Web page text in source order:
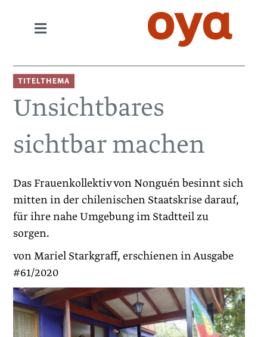
TITELTHEMA
Unsichtbares
sichtbar machen
Das Frauenkollektiv von Nonguén besinnt sich
mitten in der chilenischen Staatskrise darauf,
für ihre nahe ­Umgebung im Stadtteil zu
sorgen.
von Mariel Starkgraff, erschienen in Ausgabe
#61/2020